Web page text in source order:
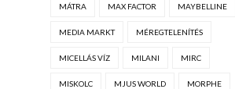
MÁTRA MAX FACTOR MAYBELLINE
MEDIA MARKT MÉREGTELENÍTÉS
MICELLÁS VÍZ MILANI MIRC
MISKOLC MJUS WORLD MORPHE